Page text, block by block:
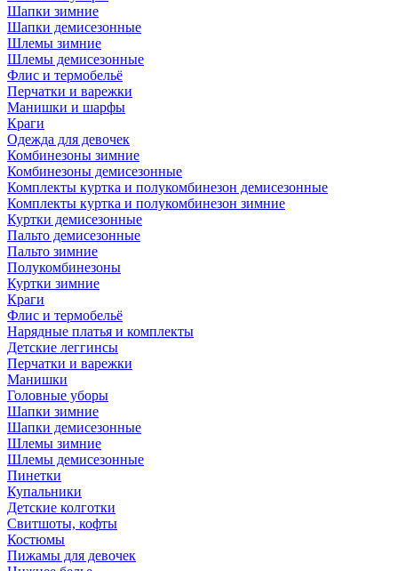
Шапки зимние
Шапки демисезонные
Шлемы зимние
Шлемы демисезонные
Флис и термобельё
Перчатки и варежки
Манишки и шарфы
Краги
Одежда для девочек
Комбинезоны зимние
Комбинезоны демисезонные
Комплекты куртка и полукомбинезон демисезонные
Комплекты куртка и полукомбинезон зимние
Куртки демисезонные
Пальто демисезонные
Пальто зимние
Полукомбинезоны
Куртки зимние
Краги
Флис и термобельё
Нарядные платья и комплекты
Детские леггинсы
Перчатки и варежки
Манишки
Головные уборы
Шапки зимние
Шапки демисезонные
Шлемы зимние
Шлемы демисезонные
Пинетки
Купальники
Детские колготки
Свитшоты, кофты
Костюмы
Пижамы для девочек